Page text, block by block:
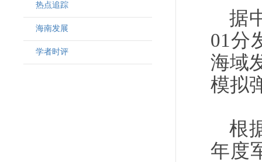
热点追踪
海南发展
学者时评
据
01分
海域
模拟
根
年度